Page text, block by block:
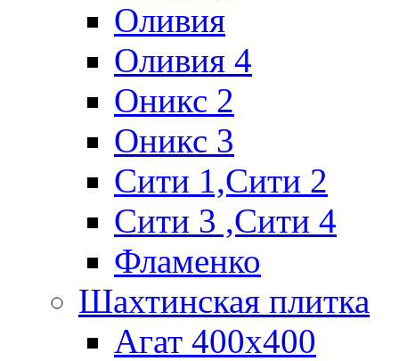
Оливия
Оливия 4
Оникс 2
Оникс 3
Сити 1,Cити 2
Сити 3 ,Сити 4
Фламенко
Шахтинская плитка
Агат 400х400